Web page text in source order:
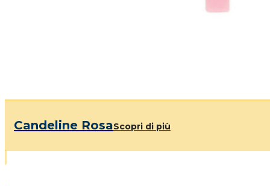
Candeline RosaScopri di più